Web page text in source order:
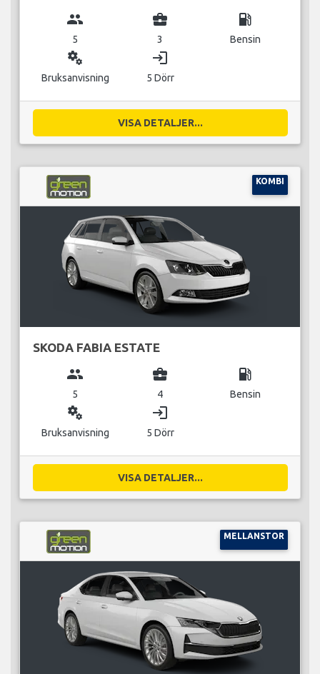
group
5
business_center
3
local_gas_station
Bensin
miscellaneous_services
Bruksanvisning
login
5 Dörr
VISA DETALJER...
KOMBI
SKODA FABIA ESTATE
group
5
business_center
4
local_gas_station
Bensin
miscellaneous_services
Bruksanvisning
login
5 Dörr
VISA DETALJER...
MELLANSTOR